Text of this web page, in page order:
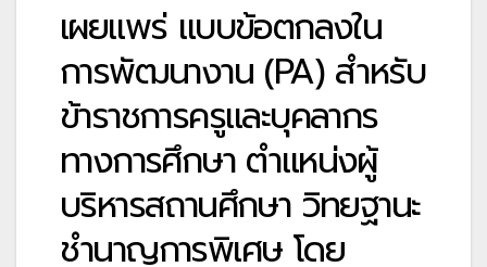
เผยแพร่ แบบข้อตกลงใน
การพัฒนางาน (PA) สำหรับ
ข้าราชการครูและบุคลากร
ทางการศึกษา ตำแหน่งผู้
บริหารสถานศึกษา วิทยฐานะ
ชำนาญการพิเศษ โดย